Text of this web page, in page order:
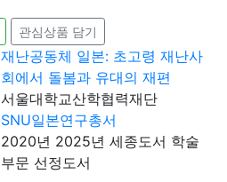
관심상품 담기
재난공동체 일본: 초고령 재난사
회에서 돌봄과 유대의 재편
서울대학교산학협력재단
SNU일본연구총서
2020년 2025년 세종도서 학술
부문 선정도서